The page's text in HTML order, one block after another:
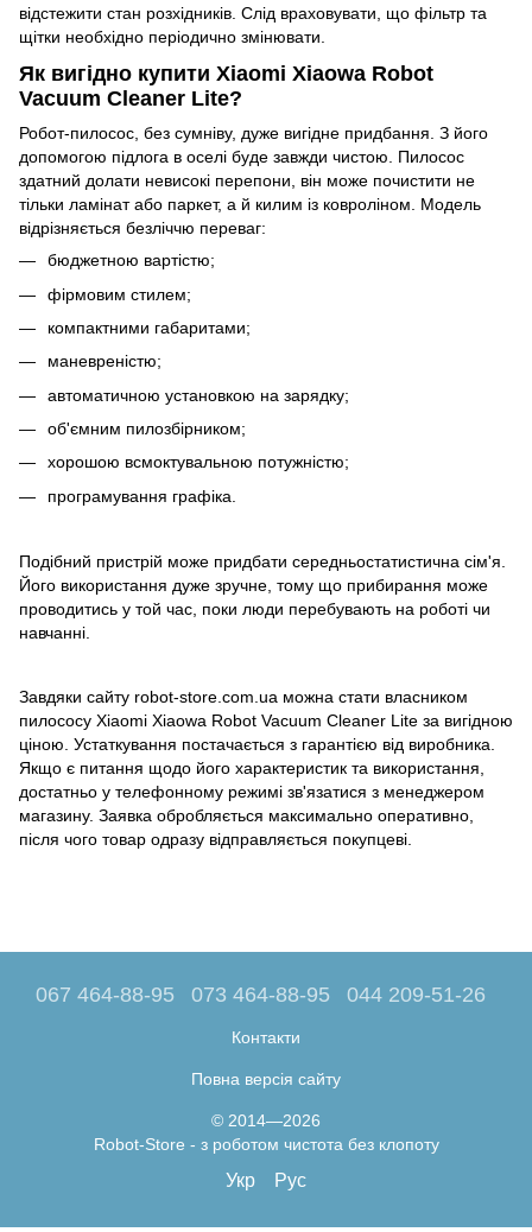
відстежити стан розхідників. Слід враховувати, що фільтр та
щітки необхідно періодично змінювати.
Як вигідно купити Xiaomi Xiaowa Robot
Vacuum Cleaner Lite?
Робот-пилосос, без сумніву, дуже вигідне придбання. З його
допомогою підлога в оселі буде завжди чистою. Пилосос
здатний долати невисокі перепони, він може почистити не
тільки ламінат або паркет, а й килим із ковроліном. Модель
відрізняється безліччю переваг:
бюджетною вартістю;
фірмовим стилем;
компактними габаритами;
маневреністю;
автоматичною установкою на зарядку;
об'ємним пилозбірником;
хорошою всмоктувальною потужністю;
програмування графіка.
Подібний пристрій може придбати середньостатистична сім'я.
Його використання дуже зручне, тому що прибирання може
проводитись у той час, поки люди перебувають на роботі чи
навчанні.
Завдяки сайту robot-store.com.ua можна стати власником
пилососу Xiaomi Xiaowa Robot Vacuum Cleaner Lite за вигідною
ціною. Устаткування постачається з гарантією від виробника.
Якщо є питання щодо його характеристик та використання,
достатньо у телефонному режимі зв'язатися з менеджером
магазину. Заявка обробляється максимально оперативно,
після чого товар одразу відправляється покупцеві.
067 464-88-95 073 464-88-95 044 209-51-26
Контакти
Повна версія сайту
© 2014—2026
Robot-Store - з роботом чистота без клопоту
Укр Рус